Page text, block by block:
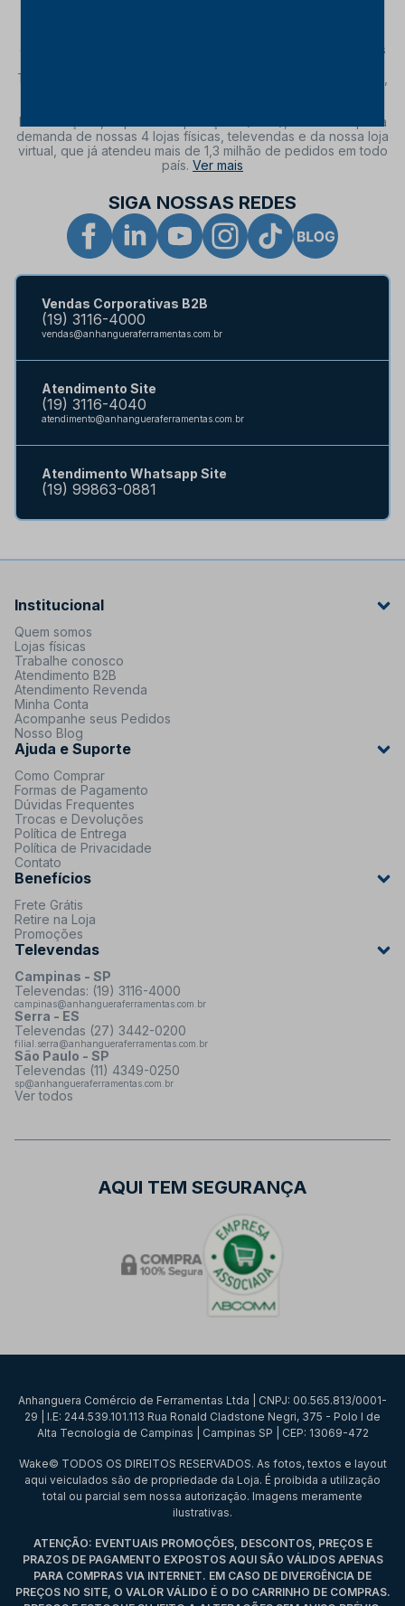
organização e armazenagem. Aqui você encontra novidades
Tramontina, Stihl, Bosch, Kärcher, Schulz, Skil, Trapp, Gedore,
Manutenções, Reparos e Operações (MRO), além de suprir a
demanda de nossas 4 lojas físicas, televendas e da nossa loja
virtual, que já atendeu mais de 1,3 milhão de pedidos em todo
país. Ver mais
SIGA NOSSAS REDES
Vendas Corporativas B2B
(19) 3116-4000
vendas@anhangueraferramentas.com.br
Atendimento Site
(19) 3116-4040
atendimento@anhangueraferramentas.com.br
Atendimento Whatsapp Site
(19) 99863-0881
Institucional
Quem somos
Lojas físicas
Trabalhe conosco
Atendimento B2B
Atendimento Revenda
Minha Conta
Acompanhe seus Pedidos
Nosso Blog
Ajuda e Suporte
Como Comprar
Formas de Pagamento
Dúvidas Frequentes
Trocas e Devoluções
Política de Entrega
Política de Privacidade
Contato
Benefícios
Frete Grátis
Retire na Loja
Promoções
Televendas
Campinas - SP
Televendas: (19) 3116-4000
campinas@anhangueraferramentas.com.br
Serra - ES
Televendas (27) 3442-0200
filial.serra@anhangueraferramentas.com.br
São Paulo - SP
Televendas (11) 4349-0250
sp@anhangueraferramentas.com.br
Ver todos
AQUI TEM SEGURANÇA
Anhanguera Comércio de Ferramentas Ltda | CNPJ: 00.565.813/0001-
29 | I.E: 244.539.101.113 Rua Ronald Cladstone Negri, 375 - Polo I de
Alta Tecnologia de Campinas | Campinas SP | CEP: 13069-472
Wake© TODOS OS DIREITOS RESERVADOS. As fotos, textos e layout
aqui veiculados são de propriedade da Loja. É proibida a utilização
total ou parcial sem nossa autorização. Imagens meramente
ilustrativas.
ATENÇÃO: EVENTUAIS PROMOÇÕES, DESCONTOS, PREÇOS E
PRAZOS DE PAGAMENTO EXPOSTOS AQUI SÃO VÁLIDOS APENAS
PARA COMPRAS VIA INTERNET. EM CASO DE DIVERGÊNCIA DE
PREÇOS NO SITE, O VALOR VÁLIDO É O DO CARRINHO DE COMPRAS.